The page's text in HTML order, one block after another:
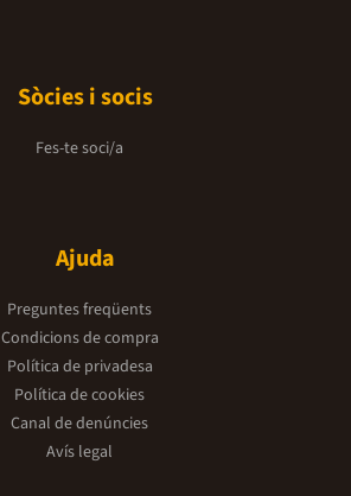
Sòcies i socis
Fes-te soci/a
Ajuda
Preguntes freqüents
Condicions de compra
Política de privadesa
Política de cookies
Canal de denúncies
Avís legal